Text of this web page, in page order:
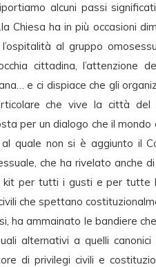
alcuni passi
Chiesa ha in più occasioni
al gruppo
cittadina, l’attenzione
e ci dispiace che gli
che vive la città
per un dialogo che il
quale non si è aggiunto il
che ha rivelato anche
kit per tutti i gusti e per tutte
che spettano
ha ammainato le bandiere
alternativi a quelli
di privilegi civili e